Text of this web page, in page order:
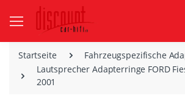
Startseite
Fahrzeugspezifische
Lautsprecher Adapterringe FORD
2001